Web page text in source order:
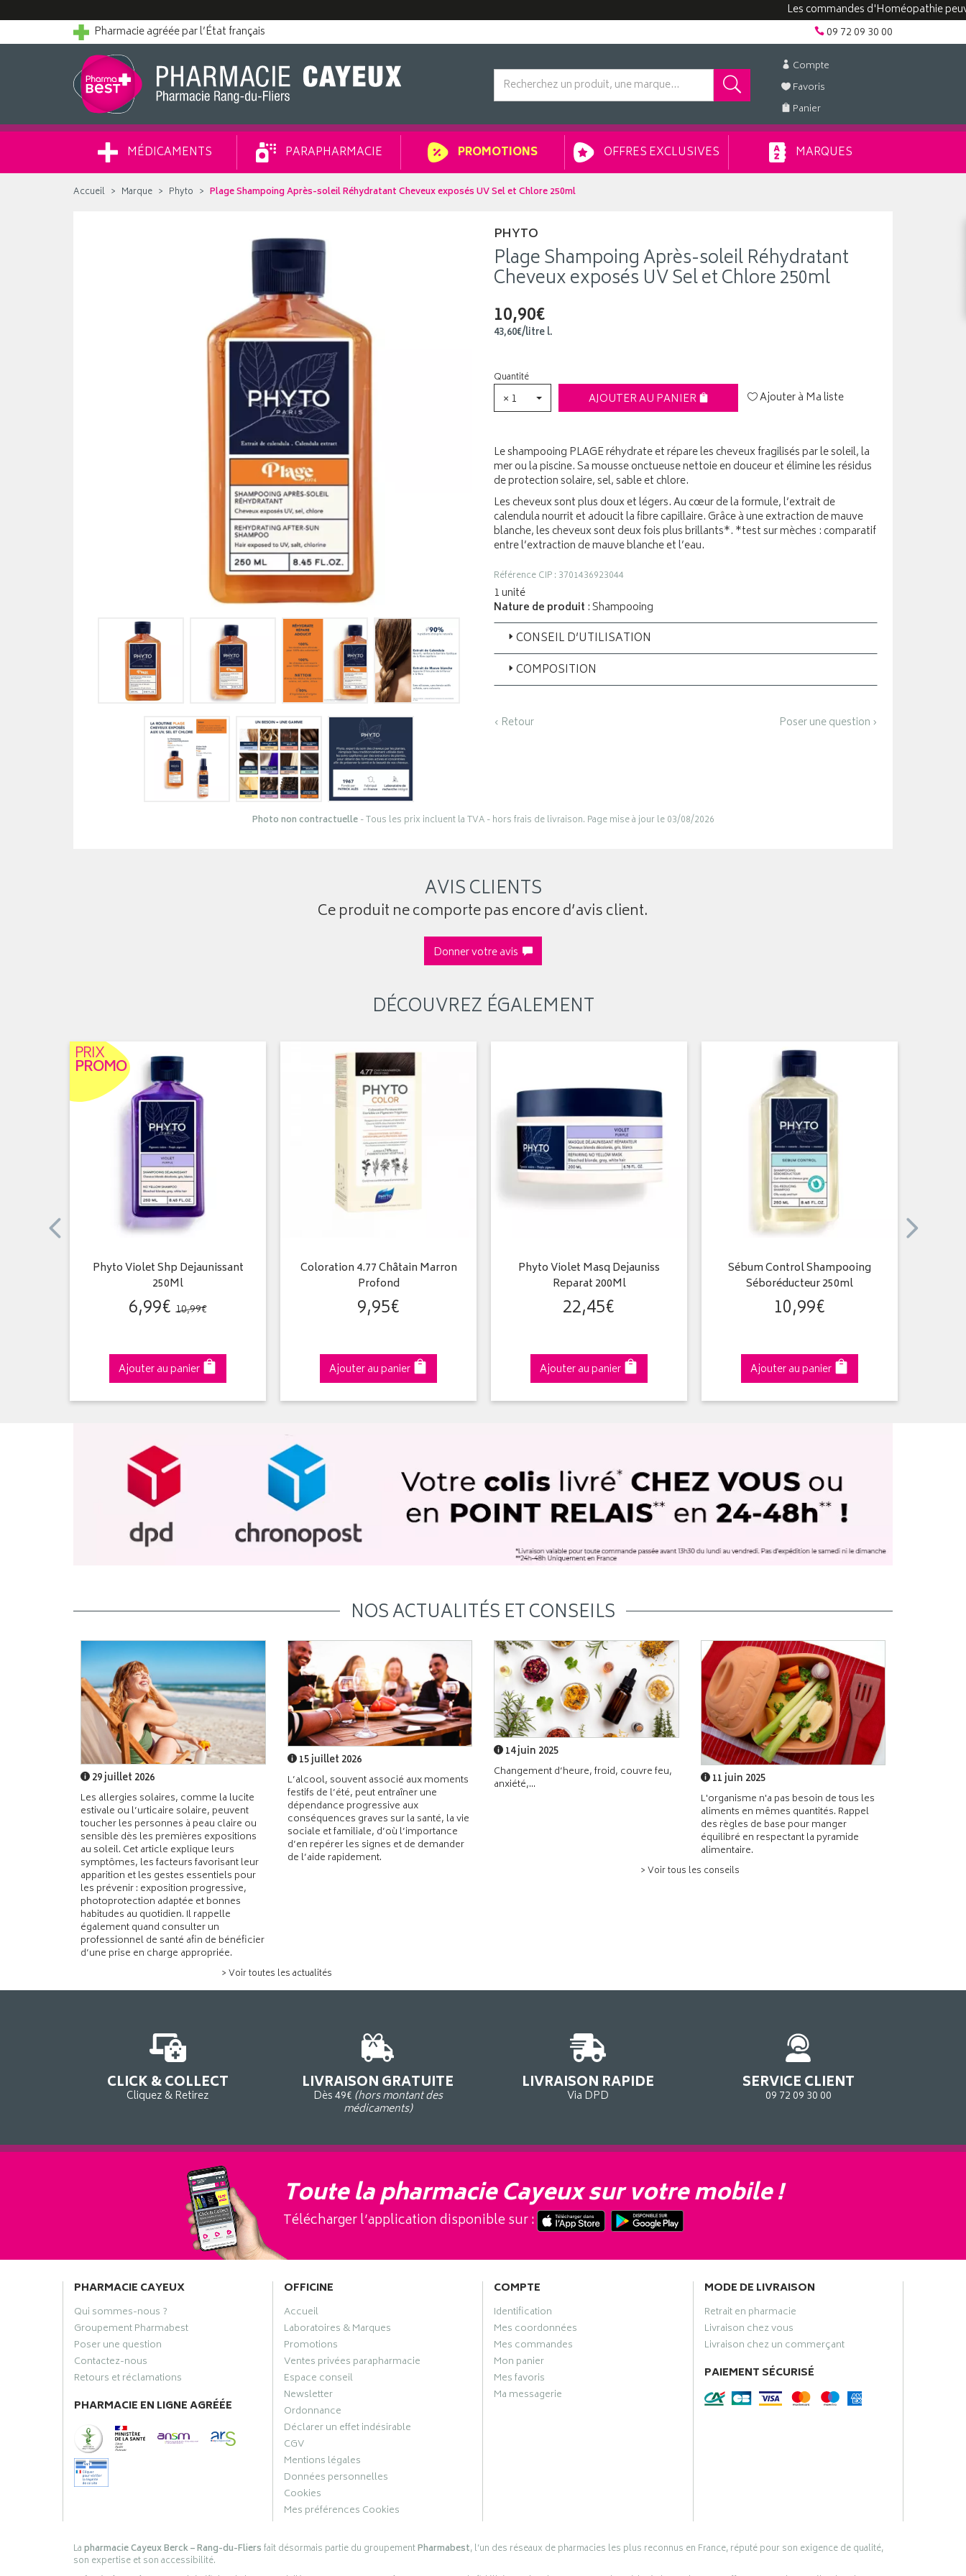
Les commandes d'Homéopathie peuvent
Pharmacie agréée par l’État français
09 72 09 30 00
Compte
Favoris
Panier
MÉDICAMENTS PARAPHARMACIE PROMOTIONS OFFRES EXCLUSIVES MARQUES
Accueil Marque Phyto Plage Shampoing Après-soleil Réhydratant Cheveux exposés UV Sel et Chlore 250ml
PHYTO
Plage Shampoing Après-soleil Réhydratant
Cheveux exposés UV Sel et Chlore 250ml
10,90€
43,60€/litrel.
Quantité
× 1 AJOUTER AU PANIER Ajouter à Ma liste
Le shampooing PLAGE réhydrate et répare les cheveux fragilisés par le soleil, la
mer ou la piscine. Sa mousse onctueuse nettoie en douceur et élimine les résidus
de protection solaire, sel, sable et chlore.
Les cheveux sont plus doux et légers. Au cœur de la formule, l’extrait de
calendula nourrit et adoucit la fibre capillaire. Grâce à une extraction de mauve
blanche, les cheveux sont deux fois plus brillants*. *test sur mèches : comparatif
entre l’extraction de mauve blanche et l’eau.
Référence CIP : 3701436923044
1 unité
Nature de produit : Shampooing
CONSEIL D’UTILISATION
COMPOSITION
‹ Retour Poser une question ›
Photo non contractuelle- Tous les prix incluent la TVA - hors frais de livraison. Page mise à jour le 03/08/2026
AVIS CLIENTS
Ce produit ne comporte pas encore d’avis client.
Donner votre avis
DÉCOUVREZ ÉGALEMENT
PRIX
PROMO
Phyto Violet Shp Dejaunissant
250Ml
6,99€ 10,99€
Ajouter au panier
Coloration 4.77 Châtain Marron
Profond
9,95€
Ajouter au panier
Phyto Violet Masq Dejauniss
Reparat 200Ml
22,45€
Ajouter au panier
Sébum Control Shampooing
Séboréducteur 250ml
10,99€
Ajouter au panier
NOS ACTUALITÉS ET CONSEILS
29 juillet 2026
Les allergies solaires, comme la lucite
estivale ou l’urticaire solaire, peuvent
toucher les personnes à peau claire ou
sensible dès les premières expositions
au soleil. Cet article explique leurs
symptômes, les facteurs favorisant leur
apparition et les gestes essentiels pour
les prévenir : exposition progressive,
photoprotection adaptée et bonnes
habitudes au quotidien. Il rappelle
également quand consulter un
professionnel de santé afin de bénéficier
d’une prise en charge appropriée.
15 juillet 2026
L’alcool, souvent associé aux moments
festifs de l’été, peut entraîner une
dépendance progressive aux
conséquences graves sur la santé, la vie
sociale et familiale, d’où l’importance
d’en repérer les signes et de demander
de l’aide rapidement.
> Voir toutes les actualités
14 juin 2025
Changement d’heure, froid, couvre feu,
anxiété,...
11 juin 2025
L'organisme n'a pas besoin de tous les
aliments en mêmes quantités. Rappel
des règles de base pour manger
équilibré en respectant la pyramide
alimentaire.
> Voir tous les conseils
CLICK & COLLECT
Cliquez & Retirez
LIVRAISON GRATUITE
Dès 49€ (hors montant des
médicaments)
LIVRAISON RAPIDE
Via DPD
SERVICE CLIENT
09 72 09 30 00
Toute la pharmacie Cayeux sur votre mobile !
Télécharger l’application disponible sur :
PHARMACIE CAYEUX
Qui sommes-nous ?
Groupement Pharmabest
Poser une question
Contactez-nous
Retours et réclamations
PHARMACIE EN LIGNE AGRÉÉE
OFFICINE
Accueil
Laboratoires & Marques
Promotions
Ventes privées parapharmacie
Espace conseil
Newsletter
Ordonnance
Déclarer un effet indésirable
CGV
Mentions légales
Données personnelles
Cookies
Mes préférences Cookies
COMPTE
Identification
Mes coordonnées
Mes commandes
Mon panier
Mes favoris
Ma messagerie
MODE DE LIVRAISON
Retrait en pharmacie
Livraison chez vous
Livraison chez un commerçant
PAIEMENT SÉCURISÉ
Lapharmacie Cayeux Berck – Rang-du-Fliersfait désormais partie du groupementPharmabest, l’un des réseaux de pharmacies les plus reconnus en France, réputé pour son exigence de qualité,
son expertise et son accessibilité.